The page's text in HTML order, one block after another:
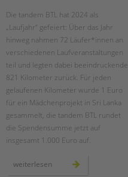
HILFEN ZUR ERZIEHUNG
EINGLIEDERUNGSHILFE
BETREUTES WOHNEN
TANDEM BTL AKADEMIE
Zertfikatskurse
Seminarkalender
Die tandem BTL hat 2024 als
„Laufjahr“ gefeiert: Über das Jahr
hinweg nahmen 72 Läufer*innen an
verschiedenen Laufveranstaltungen
teil und legten dabei beeindruckende
821 Kilometer zurück. Für jeden
gelaufenen Kilometer wurde 1 Euro
für ein Mädchenprojekt in Sri Lanka
gesammelt, die tandem BTL rundet
die Spendensumme jetzt auf
insgesamt 1.000 Euro auf.
weiterlesen
laufjahr